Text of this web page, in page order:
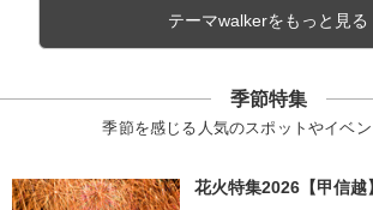
テーマwalkerをもっと見る
季節特集
季節を感じる人気のスポットやイベ
花火特集2026【甲信越】